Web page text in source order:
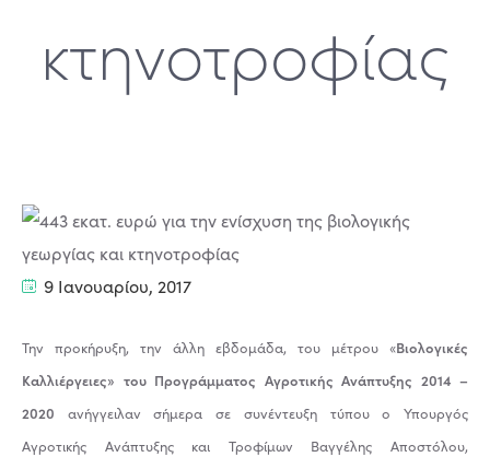
κτηνοτροφίας
9 Ιανουαρίου, 2017
Την προκήρυξη, την άλλη εβδομάδα, του μέτρου «Βιολογικές
Καλλιέργειες» του Προγράμματος Αγροτικής Ανάπτυξης 2014 –
2020 ανήγγειλαν σήμερα σε συνέντευξη τύπου ο Υπουργός
Αγροτικής Ανάπτυξης και Τροφίμων Βαγγέλης Αποστόλου,